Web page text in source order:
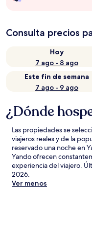
Consulta precios
Hoy
7 ago - 8 ago
Este fin de semana
7 ago - 9 ago
¿Dónde
Las propiedades se
viajeros reales y de la
reservado una noche en
Yando ofrecen
experiencia del viajero.
2026.
Ver menos